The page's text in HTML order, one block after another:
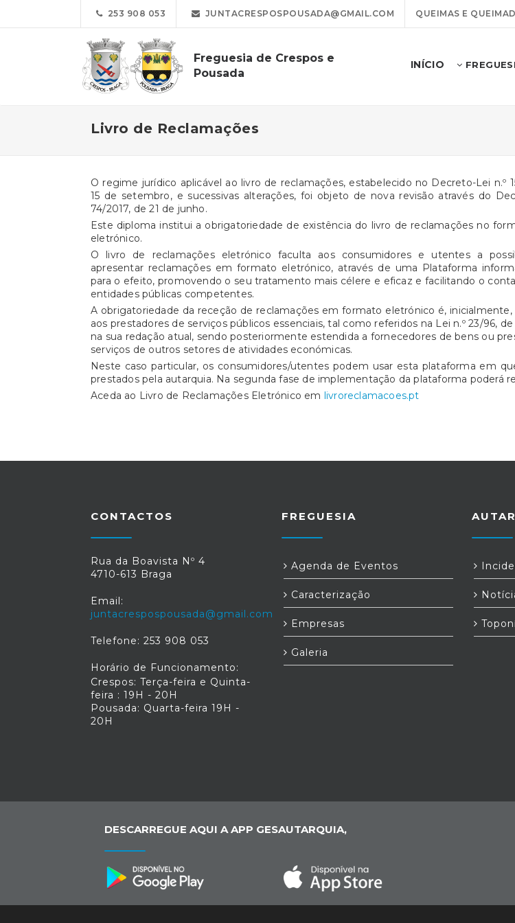
253 908 053 JUNTACRESPOSPOUSADA@GMAIL.COM QUEIMAS E
Freguesia de Crespos e
Pousada
INÍCIO
Livro de Reclamações
O regime jurídico aplicável ao livro de reclamações, estabelecido no Decreto-Lei n.º
15 de setembro, e sucessivas alterações, foi objeto de nova revisão através do
74/2017, de 21 de junho.
Este diploma institui a obrigatoriedade de existência do livro de reclamações no
eletrónico.
O livro de reclamações eletrónico faculta aos consumidores e utentes a
apresentar reclamações em formato eletrónico, através de uma Plataforma
para o efeito, promovendo o seu tratamento mais célere e eficaz e facilitando o
entidades públicas competentes.
A obrigatoriedade da receção de reclamações em formato eletrónico é, inicialmente,
aos prestadores de serviços públicos essenciais, tal como referidos na Lei n.º 23/96,
na sua redação atual, sendo posteriormente estendida a fornecedores de bens ou
serviços de outros setores de atividades económicas.
Neste caso particular, os consumidores/utentes podem usar esta plataforma em
prestados pela autarquia. Na segunda fase de implementação da plataforma poderá
Aceda ao Livro de Reclamações Eletrónico em livroreclamacoes.pt
CONTACTOS
Rua da Boavista Nº 4
4710-613 Braga
Email:
juntacrespospousada@gmail.com
Telefone: 253 908 053
Horário de Funcionamento:
Crespos: Terça-feira e Quinta-
feira : 19H - 20H
Pousada: Quarta-feira 19H -
20H
FREGUESIA
Agenda de Eventos
Caracterização
Empresas
Galeria
DESCARREGUE AQUI A APP GESAUTARQUIA,